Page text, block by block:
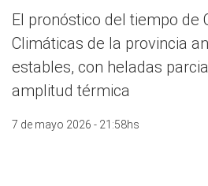
El pronóstico del tiempo de
Climáticas de la provincia
estables, con heladas
amplitud térmica
7 de mayo 2026 - 21:58hs